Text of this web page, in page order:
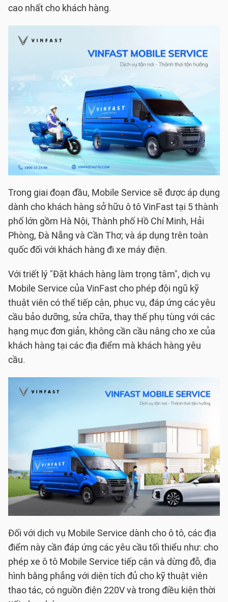
cao nhất cho khách hàng.
Trong giai đoạn đầu, Mobile Service sẽ được áp dụng
dành cho khách hàng sở hữu ô tô VinFast tại 5 thành
phố lớn gồm Hà Nội, Thành phố Hồ Chí Minh, Hải
Phòng, Đà Nẵng và Cần Thơ; và áp dụng trên toàn
quốc đối với khách hàng đi xe máy điện.
Với triết lý "Đặt khách hàng làm trọng tâm", dịch vụ
Mobile Service của VinFast cho phép đội ngũ kỹ
thuật viên có thể tiếp cận, phục vụ, đáp ứng các yêu
cầu bảo dưỡng, sửa chữa, thay thế phụ tùng với các
hạng mục đơn giản, không cần cầu nâng cho xe của
khách hàng tại các địa điểm mà khách hàng yêu
cầu.
Đối với dịch vụ Mobile Service dành cho ô tô, các địa
điểm này cần đáp ứng các yêu cầu tối thiểu như: cho
phép xe ô tô Mobile Service tiếp cận và dừng đỗ, địa
hình bằng phẳng với diện tích đủ cho kỹ thuật viên
thao tác, có nguồn điện 220V và trong điều kiện thời